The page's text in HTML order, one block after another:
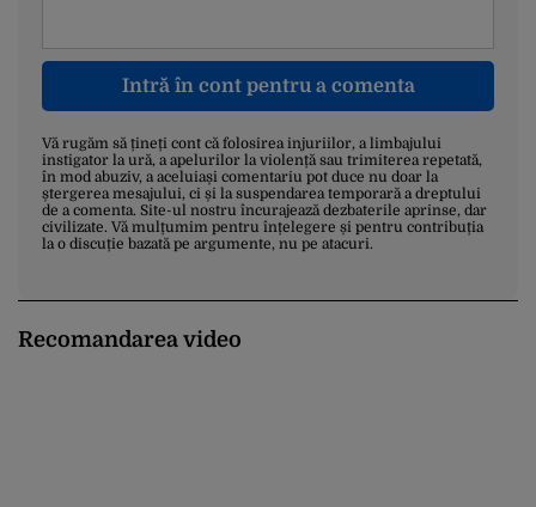
Intră în cont pentru a comenta
Vă rugăm să țineți cont că folosirea injuriilor, a limbajului
instigator la ură, a apelurilor la violență sau trimiterea repetată,
în mod abuziv, a aceluiași comentariu pot duce nu doar la
ștergerea mesajului, ci și la suspendarea temporară a dreptului
de a comenta. Site-ul nostru încurajează dezbaterile aprinse, dar
civilizate. Vă mulțumim pentru înțelegere și pentru contribuția
la o discuție bazată pe argumente, nu pe atacuri.
Recomandarea video